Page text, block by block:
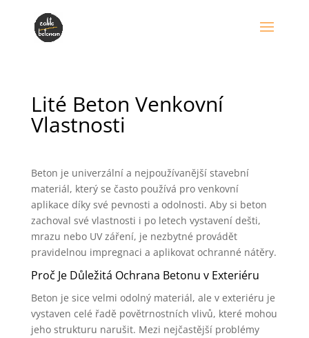
Lité Beton Venkovní
Vlastnosti
Beton je univerzální a nejpoužívanější stavební
materiál, který se často používá pro venkovní
aplikace díky své pevnosti a odolnosti. Aby si beton
zachoval své vlastnosti i po letech vystavení dešti,
mrazu nebo UV záření, je nezbytné provádět
pravidelnou impregnaci a aplikovat ochranné nátěry.
Proč Je Důležitá Ochrana Betonu v Exteriéru
Beton je sice velmi odolný materiál, ale v exteriéru je
vystaven celé řadě povětrnostních vlivů, které mohou
jeho strukturu narušit. Mezi nejčastější problémy